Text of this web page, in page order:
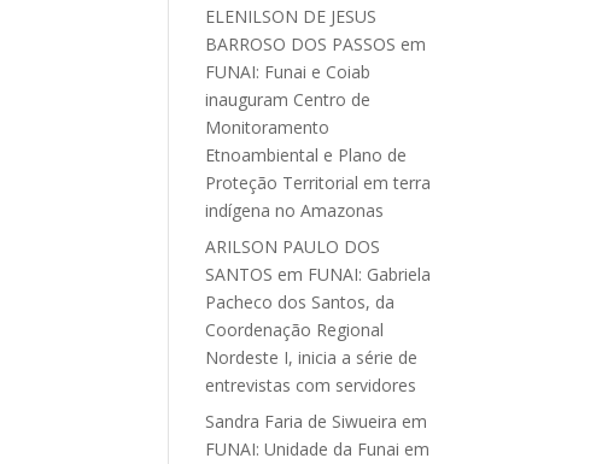
ELENILSON DE JESUS
BARROSO DOS PASSOS em
FUNAI: Funai e Coiab
inauguram Centro de
Monitoramento
Etnoambiental e Plano de
Proteção Territorial em terra
indígena no Amazonas
ARILSON PAULO DOS
SANTOS em FUNAI: Gabriela
Pacheco dos Santos, da
Coordenação Regional
Nordeste I, inicia a série de
entrevistas com servidores
Sandra Faria de Siwueira em
FUNAI: Unidade da Funai em